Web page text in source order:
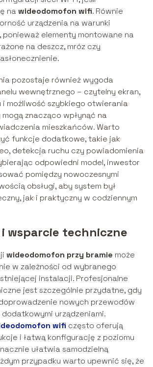
nawideodomofon wifi. Równie
urządzenia na warunki
elementy montowane na
na deszcz, mróz czy
pozostaje również wygoda
wewnętrznego – czytelny ekran,
i możliwość szybkiego otwierania
znacząco wpłynąć na
mieszkańców. Warto
funkcje dodatkowe, takie jak
detekcja ruchu czy powiadomienia
odpowiedni model, inwestor
pomiędzy nowoczesnymi
obsługi, aby system był
jak i praktyczny w codziennym
wsparcie techniczne
wideodomofon przy bramie może
w zależności od wybranego
instalacji. Profesjonalne
jest szczególnie przydatne, gdy
nowych przewodów
urządzeniami.
wifi często oferują
i łatwą konfigurację z poziomu
ułatwia samodzielną
przypadku warto upewnić się, że